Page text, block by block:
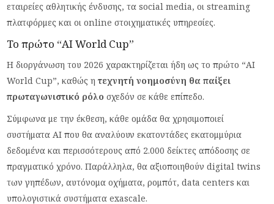
εταιρείες αθλητικής ένδυσης, τα social media, οι streaming
πλατφόρμες και οι online στοιχηματικές υπηρεσίες.
Το πρώτο “AI World Cup”
Η διοργάνωση του 2026 χαρακτηρίζεται ήδη ως το πρώτο “AI
World Cup”, καθώς ητεχνητή νοημοσύνη θα παίξει
πρωταγωνιστικό ρόλο σχεδόν σε κάθε επίπεδο.
Σύμφωνα με την έκθεση, κάθε ομάδα θα χρησιμοποιεί
συστήματα AI που θα αναλύουν εκατοντάδες εκατομμύρια
δεδομένα και περισσότερους από 2.000 δείκτες απόδοσης σε
πραγματικό χρόνο. Παράλληλα, θα αξιοποιηθούν digital twins
των γηπέδων, αυτόνομα οχήματα, ρομπότ, data centers και
υπολογιστικά συστήματα exascale.